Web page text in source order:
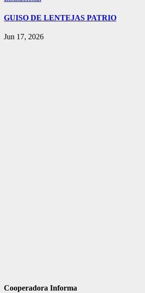
GUISO DE LENTEJAS PATRIO
Jun 17, 2026
Cooperadora Informa